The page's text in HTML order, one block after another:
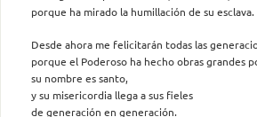
porque ha mirado la humillación de su esclava.
Desde ahora me felicitarán todas las
porque el Poderoso ha hecho obras grandes
su nombre es santo,
y su misericordia llega a sus fieles
de generación en generación.